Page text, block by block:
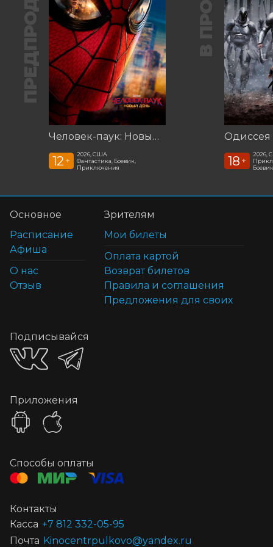
Человек-паук: Новый день ***предс.обсл. Команда Познавалова. Тайна едкого дыма
12 +
2026, США
Фантастика, Боевик,
Приключения
18 +
2026,
Основное
Расписание
Афиша
О нас
Отзыв
Зрителям
Мои билеты
Оплата картой
Возврат билетов
Правила и соглашения
Предложения для своих
Подписывайся
Приложения
Способы оплаты
Контакты
Касса +7 812 332-05-95
Почта Kinocentrpulkovo@yandex.ru